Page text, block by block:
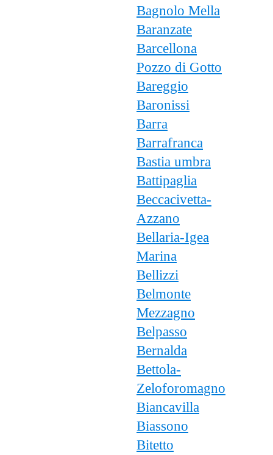
Bagnolo Mella
Baranzate
Barcellona
Pozzo di Gotto
Bareggio
Baronissi
Barra
Barrafranca
Bastia umbra
Battipaglia
Beccacivetta-
Azzano
Bellaria-Igea
Marina
Bellizzi
Belmonte
Mezzagno
Belpasso
Bernalda
Bettola-
Zeloforomagno
Biancavilla
Biassono
Bitetto